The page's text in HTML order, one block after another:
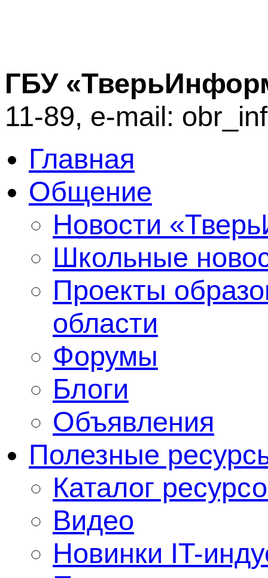
ГБУ
11-89, e-mail:
Главная
Общение
Новости
Школьные
Проекты
области
Форумы
Блоги
Объявления
Полезные
Каталог
Видео
Новинки IT-